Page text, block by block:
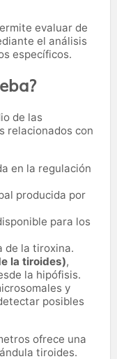
evaluar de
el análisis
específicos.
de las
relacionados con
en la regulación
producida por
para los
de la tiroxina.
la tiroides),
la hipófisis.
y
posibles
ofrece una
tiroides.